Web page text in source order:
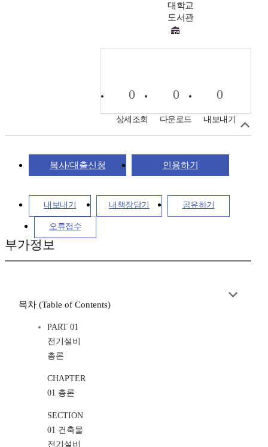
대학교
도서관
0
상세조회
0
다운로드
0
내보내기
복사/대출신청 인용하기
내보내기 내책장담기 공유하기
오류접수
부가정보
목차 (Table of Contents)
PART 01
전기설비
총론
CHAPTER
01 총론
SECTION
01 건축물
전기설비